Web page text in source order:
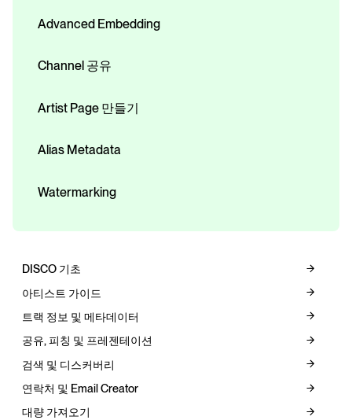
Advanced Embedding
Channel 공유
Artist Page 만들기
Alias Metadata
Watermarking
DISCO 기초
아티스트 가이드
트랙 정보 및 메타데이터
공유, 피칭 및 프레젠테이션
검색 및 디스커버리
연락처 및 Email Creator
대량 가져오기